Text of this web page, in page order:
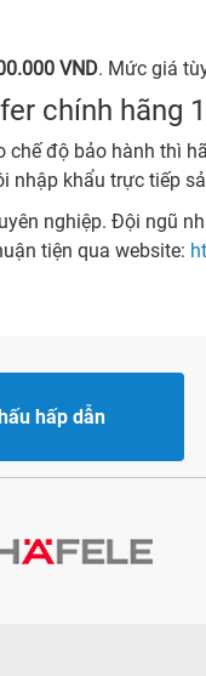
VND. Mức giá
chính hãng
độ bảo hành thì
khẩu trực tiếp
nghiệp. Đội ngũ
tiện qua website:
hấp dẫn